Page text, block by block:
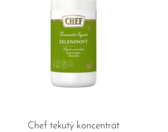
Chef tekutý koncentrát